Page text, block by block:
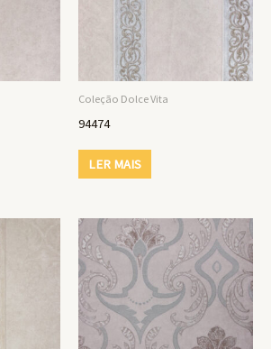
Coleção Dolce Vita
94474
LER MAIS